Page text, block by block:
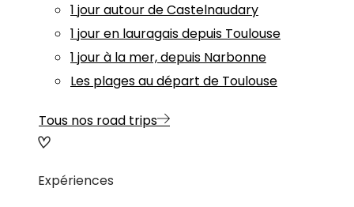
1 jour autour de Castelnaudary
1 jour en lauragais depuis Toulouse
1 jour à la mer, depuis Narbonne
Les plages au départ de Toulouse
Tous nos road trips
Expériences